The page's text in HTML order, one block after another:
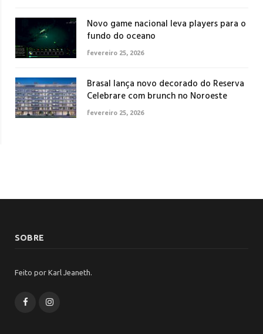
Novo game nacional leva players para o
fundo do oceano
fevereiro 25, 2026
Brasal lança novo decorado do Reserva
Celebrare com brunch no Noroeste
fevereiro 25, 2026
SOBRE
Feito por Karl Jeaneth.
FacebookInstagram